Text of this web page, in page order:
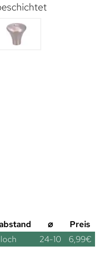
⌀
Preis
24-10 6,99€